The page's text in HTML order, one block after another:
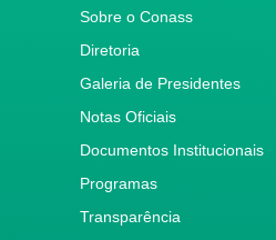
Sobre o Conass
Diretoria
Galeria de Presidentes
Notas Oficiais
Documentos Institucionais
Programas
Transparência